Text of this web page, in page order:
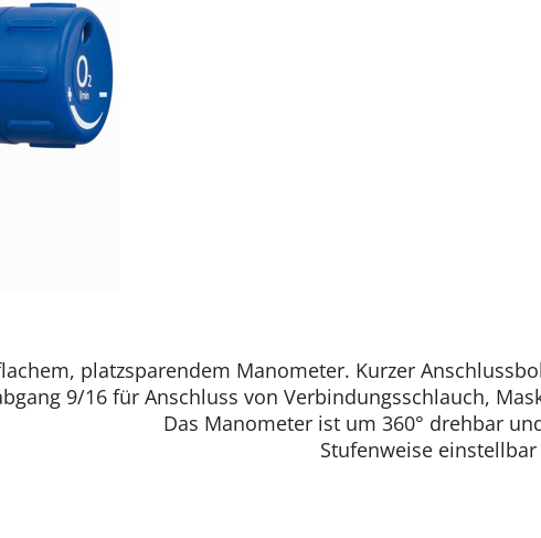
platzsparendem Manometer. Kurzer
9/16 für Anschluss von Verbindungsschlauch,
Das Manometer ist um 360° drehbar
Stufenweise einstellbar